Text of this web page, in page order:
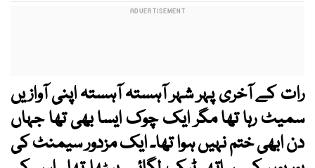
رات کے آخری پہر شہر آہستہ آہستہ اپنی آوازیں
سمیٹ رہا تھا مگر ایک چوک ایسا بھی تھا جہاں
دن ابھی ختم نہیں ہوا تھا۔ ایک مزدور سیمنٹ کی